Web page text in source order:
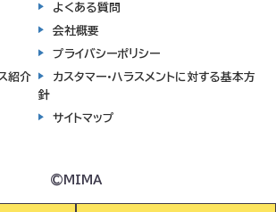
紹介
よくある質問
会社概要
プライバシーポリシー
カスタマー・ハラスメントに対する基本方
針
サイトマップ
©MIMA